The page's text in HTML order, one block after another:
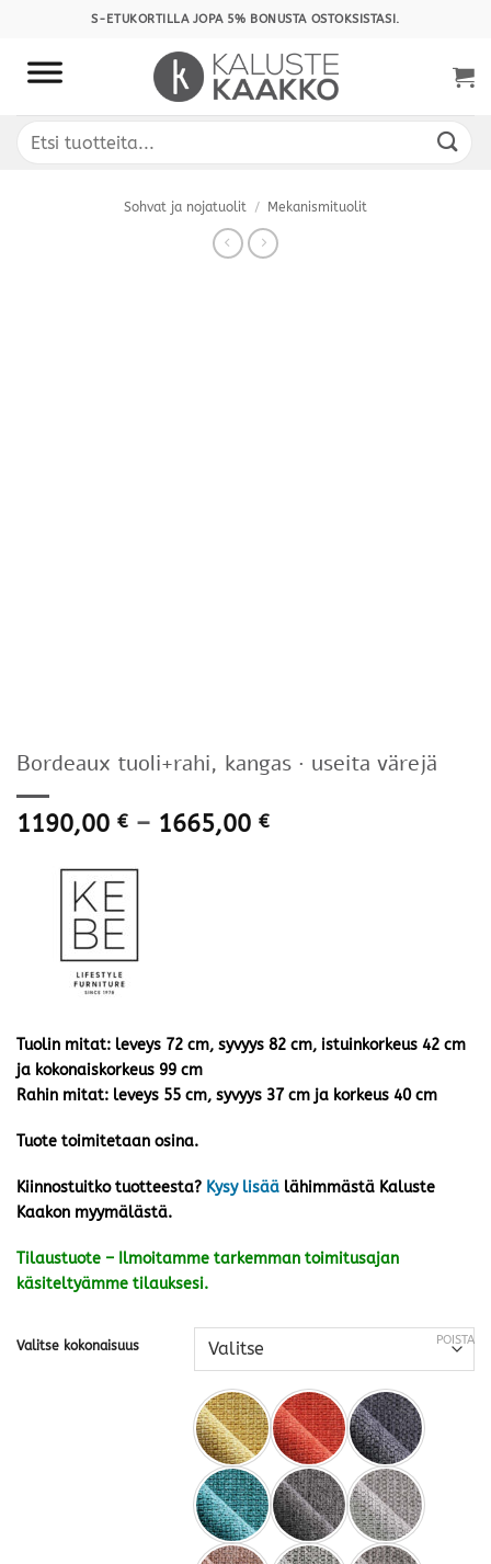
content
S-ETUKORTILLA JOPA 5% BONUSTA OSTOKSISTASI.
Etsi:
Sohvat ja nojatuolit / Mekanismituolit
Bordeaux tuoli+rahi, kangas · useita värejä
1190,00 € – 1665,00 €Hintaluokka:
Tuolin mitat: leveys 72 cm, syvyys 82 cm, istuinkorkeus 42 cm
ja kokonaiskorkeus 99 cm
Rahin mitat: leveys 55 cm, syvyys 37 cm ja korkeus 40 cm
Tuote toimitetaan osina.
Kiinnostuitko tuotteesta? Kysy lisää lähimmästä Kaluste
Kaakon myymälästä.
Tilaustuote – Ilmoitamme tarkemman toimitusajan
käsiteltyämme tilauksesi.
Valitse kokonaisuus POISTA